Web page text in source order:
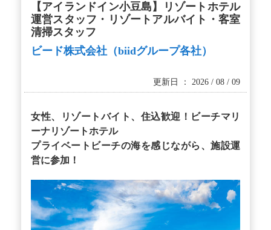
【アイランドイン小豆島】リゾートホテル
運営スタッフ・リゾートアルバイト・客室
清掃スタッフ
ビード株式会社（biidグループ各社）
更新日 ： 2026 / 08 / 09
女性、リゾートバイト、住込歓迎！ビーチマリ
ーナリゾートホテル
プライベートビーチの海を感じながら、施設運
営に参加！